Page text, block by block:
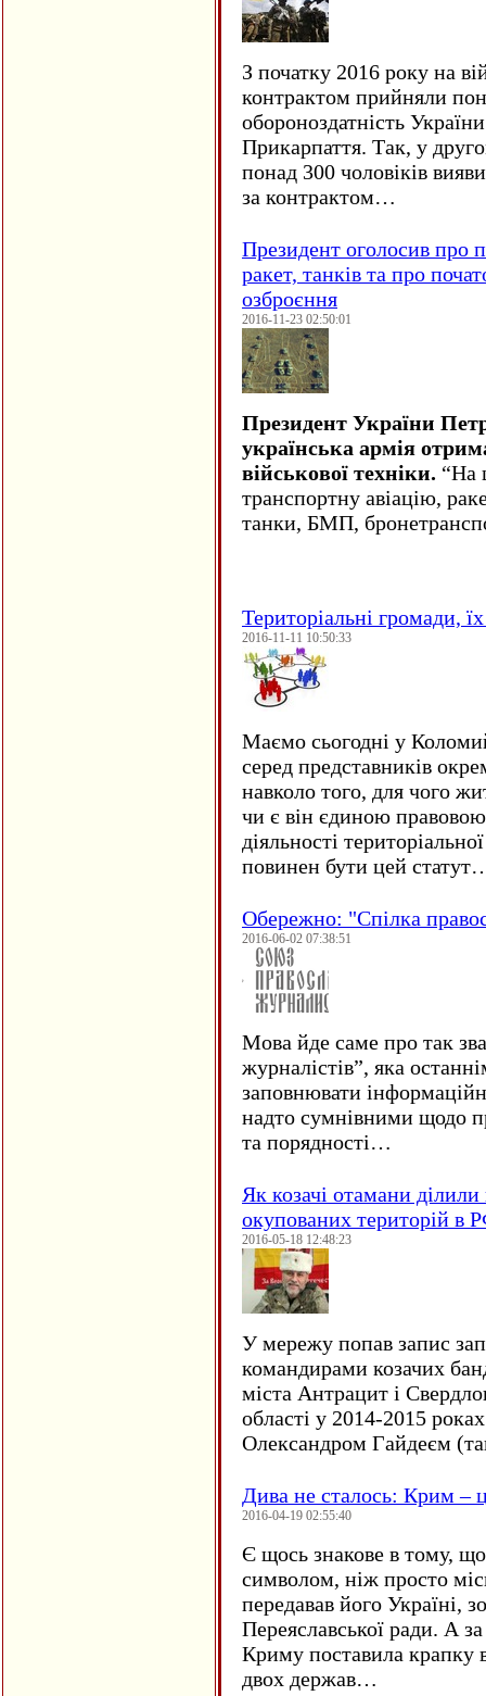
З початку 2016 року на
контрактом прийняли
обороноздатність
Прикарпаття. Так, у
понад 300 чоловіків
за контрактом…
Президент оголосив про
ракет, танків та про
озброєння
2016-11-23 02:50:01
Президент України
українська армія
військової техніки. “На
транспортну авіацію,
танки, БМП,
Територіальні громади,
2016-11-11 10:50:33
Маємо сьогодні у
серед представників
навколо того, для чого
чи є він єдиною
діяльності
повинен бути цей
Обережно: "Спілка
2016-06-02 07:38:51
Мова йде саме про так
журналістів”, яка
заповнювати
надто сумнівними щодо
та порядності…
Як козачі отамани
окупованих територій в
2016-05-18 12:48:23
У мережу попав запис
командирами козачих
міста Антрацит і
області у 2014-2015
Олександром Гайдеєм
Дива не сталось: Крим –
2016-04-19 02:55:40
Є щось знакове в тому, що
символом, ніж просто
передавав його Україні,
Переяславської ради. А
Криму поставила крапку
двох держав…